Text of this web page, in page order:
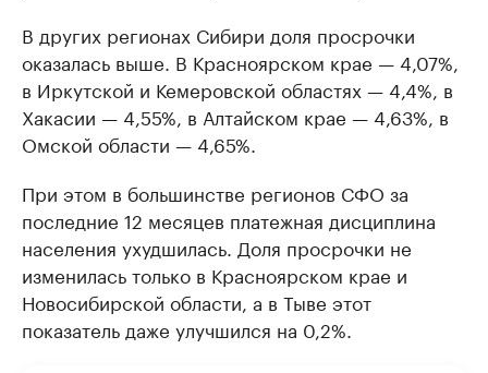
В других регионах Сибири доля просрочки
оказалась выше. В Красноярском крае — 4,07%,
в Иркутской и Кемеровской областях — 4,4%, в
Хакасии — 4,55%, в Алтайском крае — 4,63%, в
Омской области — 4,65%.
При этом в большинстве регионов СФО за
последние 12 месяцев платежная дисциплина
населения ухудшилась. Доля просрочки не
изменилась только в Красноярском крае и
Новосибирской области, а в Тыве этот
показатель даже улучшился на 0,2%.